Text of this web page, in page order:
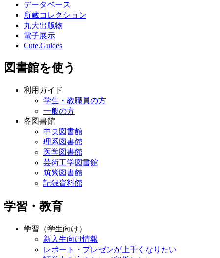
データベース
所蔵コレクション
九大出版物
電子展示
Cute.Guides
図書館を使う
利用ガイド
学生・教職員の方
一般の方
各図書館
中央図書館
理系図書館
医学図書館
芸術工学図書館
筑紫図書館
記録資料館
学習・教育
学習（学生向け）
新入生向け情報
レポート・プレゼンが上手くなりたい